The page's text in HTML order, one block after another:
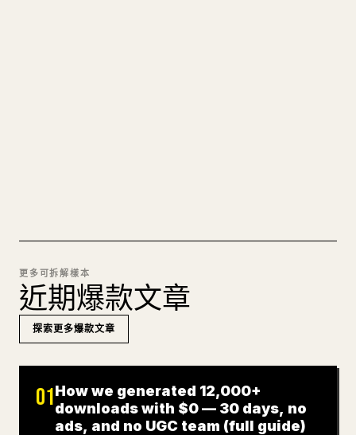
更多可拆解樣本
近期爆款文章
探索更多爆款文章
01How we generated 12,000+
downloads with $0 — 30 days, no
ads, and no UGC team (full guide)